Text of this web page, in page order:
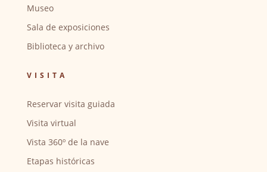
Museo
Sala de exposiciones
Biblioteca y archivo
VISITA
Reservar visita guiada
Visita virtual
Vista 360º de la nave
Etapas históricas